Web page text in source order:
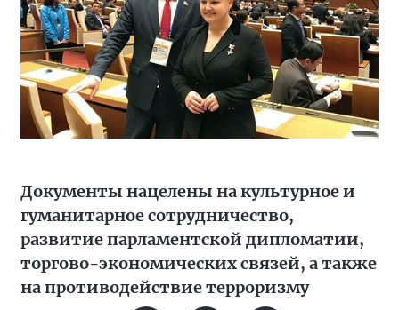
Документы нацелены на культурное и
гуманитарное сотрудничество,
развитие парламентской дипломатии,
торгово-экономических связей, а также
на противодействие терроризму